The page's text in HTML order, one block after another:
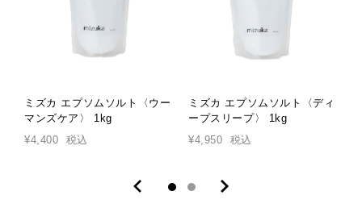
ミズカ エプソムソルト〈ウー
マンズケア〉 1kg
¥4,400
税込
ミズカ エプソムソルト〈ディ
ープスリープ〉 1kg
¥4,950
税込